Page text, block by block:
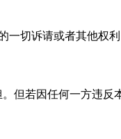
一切诉请或者其他权
但若因任何一方违反